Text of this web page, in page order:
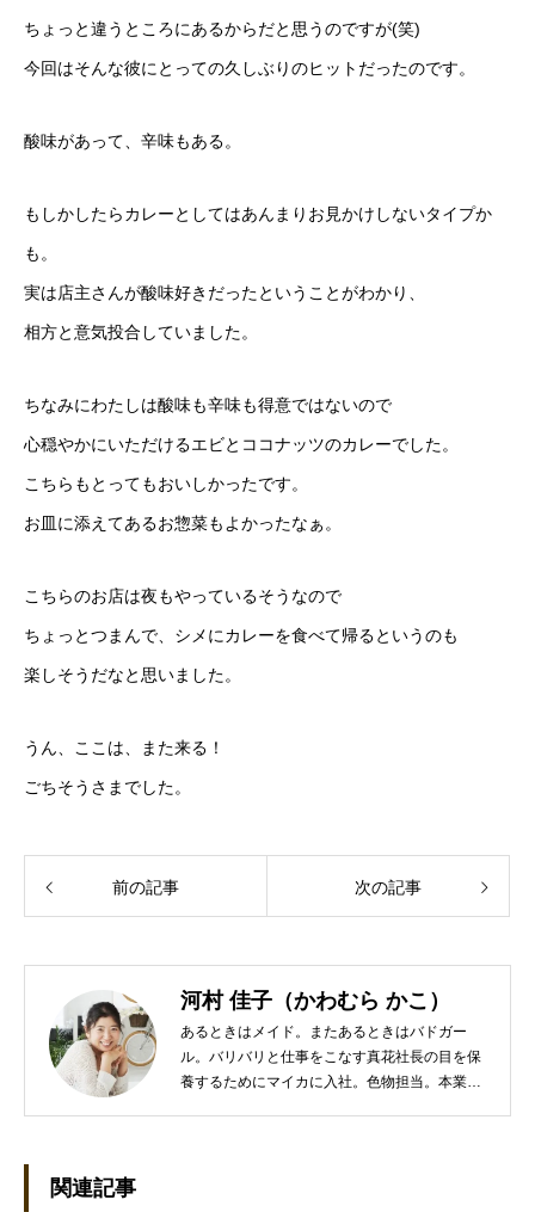
ちょっと違うところにあるからだと思うのですが(笑)
今回はそんな彼にとっての久しぶりのヒットだったのです。
酸味があって、辛味もある。
もしかしたらカレーとしてはあんまりお見かけしないタイプか
も。
実は店主さんが酸味好きだったということがわかり、
相方と意気投合していました。
ちなみにわたしは酸味も辛味も得意ではないので
心穏やかにいただけるエビとココナッツのカレーでした。
こちらもとってもおいしかったです。
お皿に添えてあるお惣菜もよかったなぁ。
こちらのお店は夜もやっているそうなので
ちょっとつまんで、シメにカレーを食べて帰るというのも
楽しそうだなと思いました。
うん、ここは、また来る！
ごちそうさまでした。
前の記事 次の記事
河村 佳子（かわむら かこ）
あるときはメイド。またあるときはバドガー
ル。バリバリと仕事をこなす真花社長の目を保
養するためにマイカに入社。色物担当。本業は
関連記事